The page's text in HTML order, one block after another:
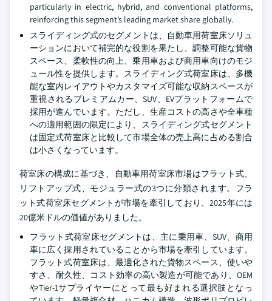
particularly in electric, hybrid, and conventional platforms,
reinforcing this segment’s leading market share globally.
スライディング式のセグメントは、自動車用荷室床ソリュ
ーションにおいて補完的な役割を果たし、調整可能な貨物
スペース、柔軟性の向上、乗用車および商用車向けのモジ
ュール性を提供します。スライディング式荷室床は、多機
能な室内レイアウトやカスタマイズ可能な収納スペースが
重視されるプレミアムカー、SUV、EVプラットフォームで
採用が進んでいます。ただし、生産コストの高さや全車種
への適用範囲の限定により、スライディング式セグメント
は固定式荷室床と比較して市場全体の売上高に占める割合
は小さくなっています。
荷室床の構成に基づき、自動車用荷室床市場はフラット式、
リフトアップ式、モジュラー式の3つに分類されます。フラ
ット式荷室床セグメントが市場を牽引しており、2025年には
20億米ドルの価値がありました。
フラット式荷室床セグメントは、主に乗用車、SUV、商用
車に広く採用されていることから市場を牽引しています。
フラット式荷室床は、最適化された貨物スペース、使いや
すさ、耐久性、コスト効率の高い製造が可能であり、OEM
やTier-1サプライヤーにとって最も好まれる選択肢となっ